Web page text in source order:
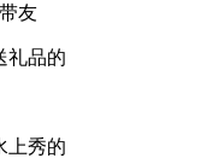
友
礼品的
上秀的